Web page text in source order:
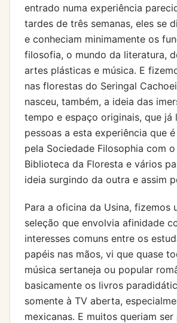
entrado numa experiência
tardes de três semanas, eles se
e conheciam minimamente os
filosofia, o mundo da literatura,
artes plásticas e música. E
nas florestas do Seringal
nasceu, também, a ideia das
tempo e espaço originais, que já
pessoas a esta experiência que
pela Sociedade Filosophia com
Biblioteca da Floresta e vários
ideia surgindo da outra e assim
Para a oficina da Usina, fizemos
seleção que envolvia afinidade
interesses comuns entre os
papéis nas mãos, vi que quase
música sertaneja ou popular
basicamente os livros
somente à TV aberta,
mexicanas. E muitos queriam